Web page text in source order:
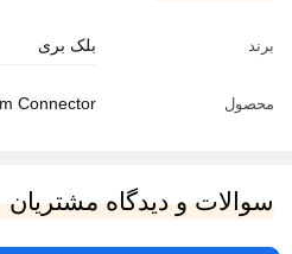
برند بلک بری
محصول Connector
سوالات و دیدگاه مشتریان